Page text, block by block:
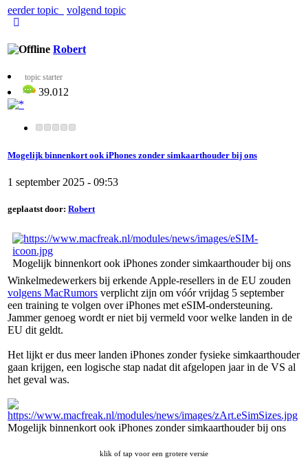
eerder topic volgend topic
Robert
topic starter
39.012
Mogelijk binnenkort ook iPhones zonder simkaarthouder bij ons
1 september 2025 - 09:53
geplaatst door: Robert
Mogelijk binnenkort ook iPhones zonder simkaarthouder bij ons
Winkelmedewerkers bij erkende Apple-resellers in de EU zouden
volgens MacRumors verplicht zijn om vóór vrijdag 5 september
een training te volgen over iPhones met eSIM-ondersteuning.
Jammer genoeg wordt er niet bij vermeld voor welke landen in de
EU dit geldt.
Het lijkt er dus meer landen iPhones zonder fysieke simkaarthouder
gaan krijgen, een logische stap nadat dit afgelopen jaar in de VS al
het geval was.
Mogelijk binnenkort ook iPhones zonder simkaarthouder bij ons
klik of tap voor een grotere versie